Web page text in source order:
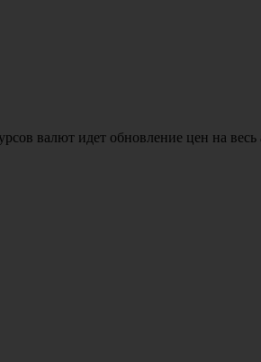
валют идет обновление цен на